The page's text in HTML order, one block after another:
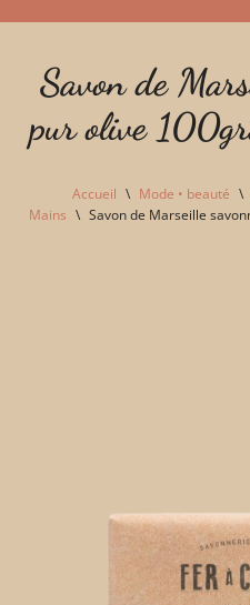
Savon de
pur olive
Accueil \ Mode • beauté \
Mains \ Savon de Marseille